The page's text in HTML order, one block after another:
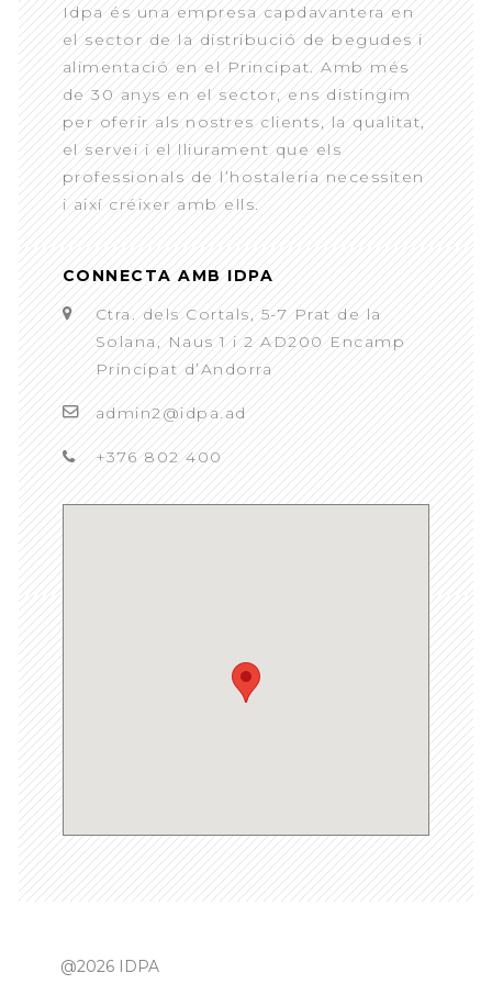
Idpa és una empresa capdavantera en
el sector de la distribució de begudes i
alimentació en el Principat. Amb més
de 30 anys en el sector, ens distingim
per oferir als nostres clients, la qualitat,
el servei i el lliurament que els
professionals de l’hostaleria necessiten
i així créixer amb ells.
CONNECTA AMB IDPA
Ctra. dels Cortals, 5-7 Prat de la
Solana, Naus 1 i 2 AD200 Encamp
Principat d’Andorra
admin2@idpa.ad
+376 802 400
@2026 IDPA